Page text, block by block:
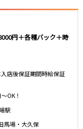
円＋各種バック＋時
店後保証期間時給保証
OK！
駅
馬場・大久保
・座間